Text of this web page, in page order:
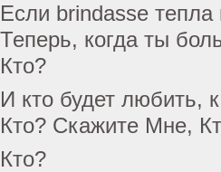
Если brindasse тепла
Теперь, когда ты
Кто?
И кто будет любить,
Кто? Скажите Мне,
Кто?